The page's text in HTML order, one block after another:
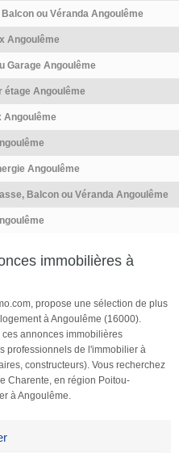
exceptionnelle […] Voir
ou Véranda Angoulême
Angoulême
Garage Angoulême
étage Angoulême
Angoulême
Angoulême
Balcon ou Véranda Angoulême
immobilières à
propose une sélection de plus
à Angoulême (16000).
annonces immobilières
professionnels de l'immobilier à
constructeurs). Vous recherchez
Charente, en région Poitou-
à Angoulême.